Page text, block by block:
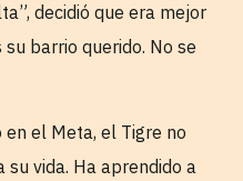
decidió que era mejor
barrio querido. No se
en el Meta, el Tigre no
vida. Ha aprendido a